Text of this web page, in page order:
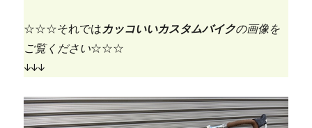
☆☆☆それでは カッコいいカスタムバイクの画像を
ご覧ください☆☆☆
↓↓↓